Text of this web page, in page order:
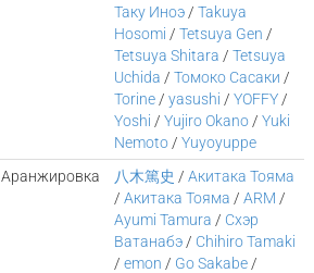
Таку Иноэ /Takuya
Hosomi /Tetsuya Gen /
Tetsuya Shitara /Tetsuya
Uchida /Томоко Сасаки /
Torine /yasushi /YOFFY /
Yoshi /Yujiro Okano /Yuki
Nemoto /Yuyoyuppe
Аранжировка
八木篤史 /Акитака Тояма
/Акитака Тояма /ARM /
Ayumi Tamura / Cхэр
Ватанабэ / Chihiro Tamaki
/emon / Go Sakabe /